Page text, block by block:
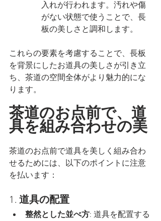
入れが行われます。汚れや傷
がない状態で使うことで、長
板の美しさと調和します。
これらの要素を考慮することで、長板
を背景にしたお道具の美しさが引き立
ち、茶道の空間全体がより魅力的にな
ります。
茶道のお点前で、道
具を組み合わせの美
茶道のお点前で道具を美しく組み合わ
せるためには、以下のポイントに注意
を払います：
1. 道具の配置
整然とした並べ方: 道具を配置する